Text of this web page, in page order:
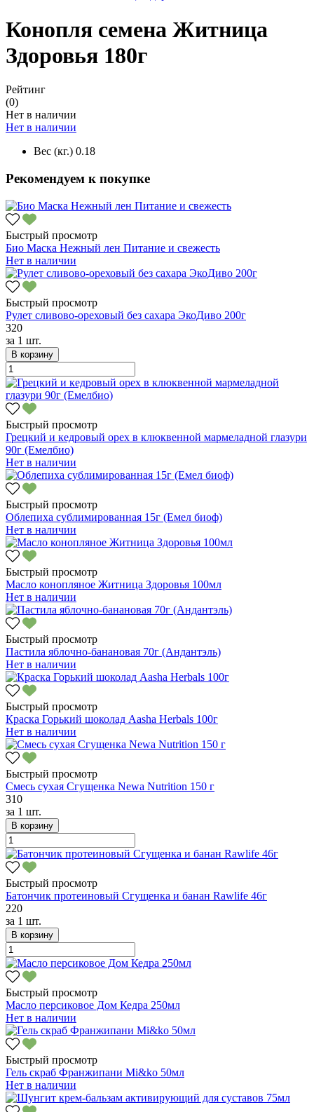
Конопля семена Житница
Здоровья 180г
Рейтинг
(0)
Нет в наличии
Нет в наличии
Вес (кг.) 0.18
Рекомендуем к покупке
Быстрый просмотр
Био Маска Нежный лен Питание и свежесть
Нет в наличии
Быстрый просмотр
Рулет сливово-ореховый без сахара ЭкоДиво 200г
320
за 1 шт.
В корзину
Быстрый просмотр
Грецкий и кедровый орех в клюквенной мармеладной глазури
90г (Емелбио)
Нет в наличии
Быстрый просмотр
Облепиха сублимированная 15г (Емел биоф)
Нет в наличии
Быстрый просмотр
Масло конопляное Житница Здоровья 100мл
Нет в наличии
Быстрый просмотр
Пастила яблочно-банановая 70г (Андантэль)
Нет в наличии
Быстрый просмотр
Краска Горький шоколад Aasha Herbals 100г
Нет в наличии
Быстрый просмотр
Смесь сухая Сгущенка Newa Nutrition 150 г
310
за 1 шт.
В корзину
Быстрый просмотр
Батончик протеиновый Сгущенка и банан Rawlife 46г
220
за 1 шт.
В корзину
Быстрый просмотр
Масло персиковое Дом Кедра 250мл
Нет в наличии
Быстрый просмотр
Гель скраб Франжипани Mi&ko 50мл
Нет в наличии